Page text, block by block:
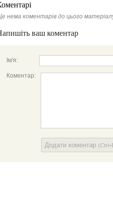
нема коментарів до цього
ваш коментар
Ім'я:
Коментар:
Додати коментар